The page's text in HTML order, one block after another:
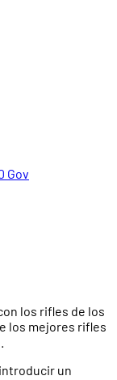
Gov
los rifles de los
los mejores rifles
un